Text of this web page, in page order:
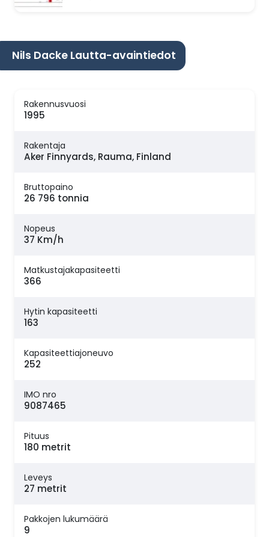
Nils Dacke Lautta-avaintiedot
Rakennusvuosi
1995
Rakentaja
Aker Finnyards, Rauma, Finland
Bruttopaino
26 796 tonnia
Nopeus
37 Km/h
Matkustajakapasiteetti
366
Hytin kapasiteetti
163
Kapasiteettiajoneuvo
252
IMO nro
9087465
Pituus
180 metrit
Leveys
27 metrit
Pakkojen lukumäärä
9